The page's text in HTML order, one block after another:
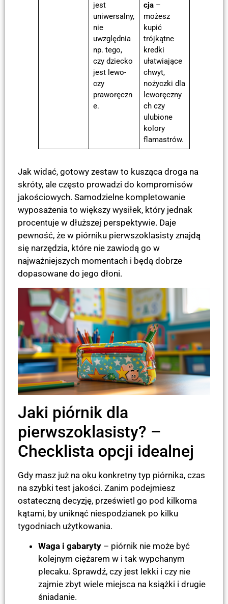
jest
uniwersalny,
nie
uwzględnia
np. tego,
czy dziecko
jest lewo-
czy
praworęczn
e.
cja–
możesz
kupić
trójkątne
kredki
ułatwiające
chwyt,
nożyczki dla
leworęczny
ch czy
ulubione
kolory
flamastrów.
Jak widać, gotowy zestaw to kusząca droga na
skróty, ale często prowadzi do kompromisów
jakościowych. Samodzielne kompletowanie
wyposażenia to większy wysiłek, który jednak
procentuje w dłuższej perspektywie. Daje
pewność, że w piórniku pierwszoklasisty znajdą
się narzędzia, które nie zawiodą go w
najważniejszych momentach i będą dobrze
dopasowane do jego dłoni.
Jaki piórnik dla
pierwszoklasisty? –
Checklista opcji idealnej
Gdy masz już na oku konkretny typ piórnika, czas
na szybki test jakości. Zanim podejmiesz
ostateczną decyzję, prześwietl go pod kilkoma
kątami, by uniknąć niespodzianek po kilku
tygodniach użytkowania.
Waga i gabaryty – piórnik nie może być
kolejnym ciężarem w i tak wypchanym
plecaku. Sprawdź, czy jest lekki i czy nie
zajmie zbyt wiele miejsca na książki i drugie
śniadanie.